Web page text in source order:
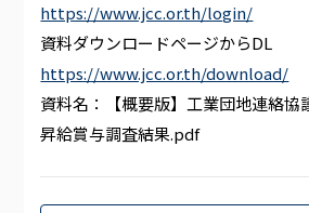
https://www.jcc.or.th/login/
資料ダウンロードページからDL
https://www.jcc.or.th/download/
資料名：【概要版】工業団地連絡協
昇給賞与調査結果.pdf